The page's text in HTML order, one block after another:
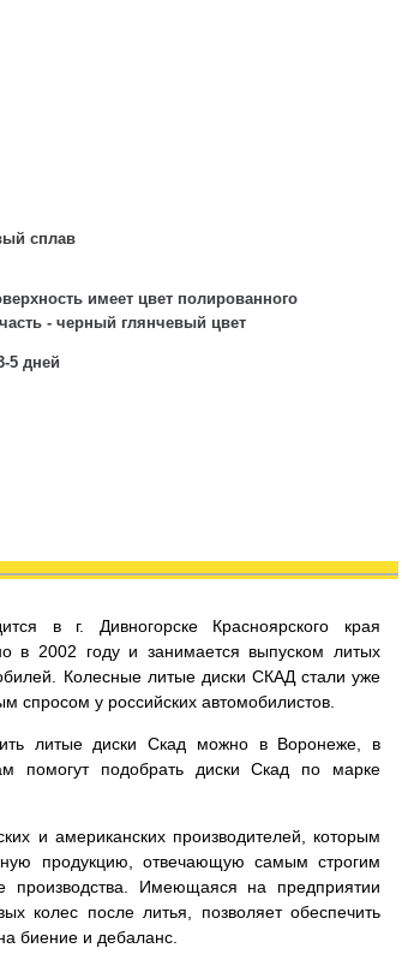
сплав
имеет цвет полированного
- черный глянчевый цвет
5 дней
в г. Дивногорске Красноярского края
в 2002 году и занимается выпуском литых
Колесные литые диски СКАД стали уже
у российских автомобилистов.
литые диски Скад можно в Воронеже, в
помогут подобрать диски Скад по марке
и американских производителей, которым
продукцию, отвечающую самым строгим
производства. Имеющаяся на предприятии
колес после литья, позволяет обеспечить
биение и дебаланс.